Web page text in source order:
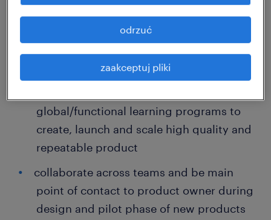
standardization across global learning
global/functional learning programs to
create, launch and scale high quality and
repeatable product
collaborate across teams and be main
point of contact to product owner during
design and pilot phase of new products
zaakceptuj pliki
odrzuć